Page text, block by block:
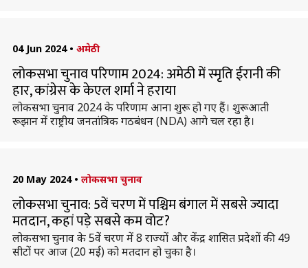
04 Jun 2024 • अमेठी
लोकसभा चुनाव परिणाम 2024: अमेठी में स्मृति ईरानी की
हार, कांग्रेस के केएल शर्मा ने हराया
लोकसभा चुनाव 2024 के परिणाम आना शुरू हो गए हैं। शुरूआती
रूझान में राष्ट्रीय जनतांत्रिक गठबंधन (NDA) आगे चल रहा है।
20 May 2024 • लोकसभा चुनाव
लोकसभा चुनाव: 5वें चरण में पश्चिम बंगाल में सबसे ज्यादा
मतदान, कहां पड़े सबसे कम वोट?
लोकसभा चुनाव के 5वें चरण में 8 राज्यों और केंद्र शासित प्रदेशों की 49
सीटों पर आज (20 मई) को मतदान हो चुका है।